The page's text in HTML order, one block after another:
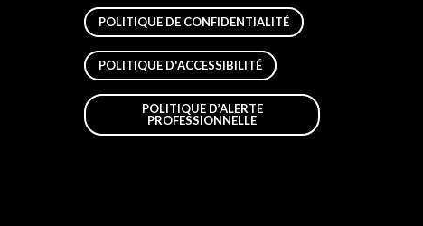
POLITIQUE DE CONFIDENTIALITÉ
POLITIQUE D'ACCESSIBILITÉ
POLITIQUE D’ALERTE
PROFESSIONNELLE